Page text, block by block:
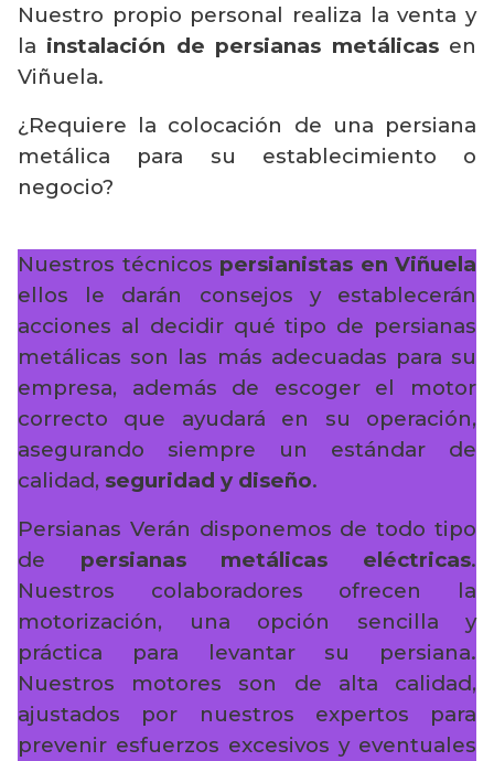
Nuestro propio personal realiza la venta y
la instalación de persianas metálicasen
Viñuela.
¿Requiere la colocación de una persiana
metálica para su establecimiento o
negocio?
Nuestros técnicos persianistas en Viñuela
ellos le darán consejos y establecerán
acciones al decidir qué tipo de persianas
metálicas son las más adecuadas para su
empresa, además de escoger el motor
correcto que ayudará en su operación,
asegurando siempre un estándar de
calidad, seguridad y diseño.
Persianas Verán disponemos de todo tipo
de persianas metálicas eléctricas.
Nuestros colaboradores ofrecen la
motorización, una opción sencilla y
práctica para levantar su persiana.
Nuestros motores son de alta calidad,
ajustados por nuestros expertos para
prevenir esfuerzos excesivos y eventuales